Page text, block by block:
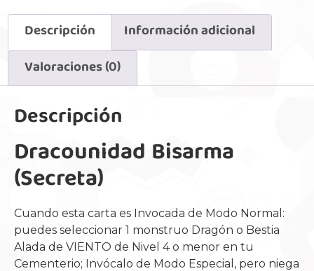
Descripción
Información adicional
Valoraciones (0)
Descripción
Dracounidad Bisarma
(Secreta)
Cuando esta carta es Invocada de Modo Normal:
puedes seleccionar 1 monstruo Dragón o Bestia
Alada de VIENTO de Nivel 4 o menor en tu
Cementerio; Invócalo de Modo Especial, pero niega